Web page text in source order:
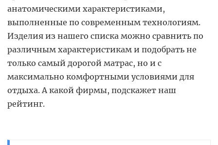
анатомическими характеристиками,
выполненные по современным технологиям.
Изделия из нашего списка можно сравнить по
различным характеристикам и подобрать не
только самый дорогой матрас, но и с
максимально комфортными условиями для
отдыха. А какой фирмы, подскажет наш
рейтинг.